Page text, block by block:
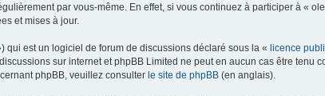
par vous-même. En effet, si vous continuez à participer à «
et mises à jour.
est un logiciel de forum de discussions déclaré sous la « licence
sur internet et phpBB Limited ne peut en aucun cas être tenu
phpBB, veuillez consulter le site de phpBB (en anglais).